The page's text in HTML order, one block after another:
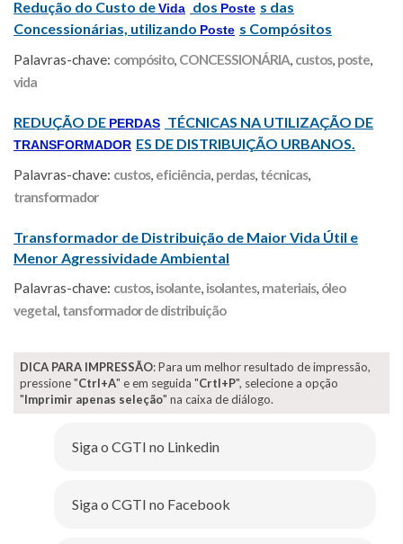
Redução do Custo deVida dos Poste s das
Concessionárias, utilizando Poste s Compósitos
Palavras-chave: compósito, CONCESSIONÁRIA, custos, poste,
vida
REDUÇÃO DE PERDAS TÉCNICAS NA UTILIZAÇÃO DE
TRANSFORMADOR ES DE DISTRIBUIÇÃO URBANOS.
Palavras-chave: custos, eficiência, perdas, técnicas,
transformador
Transformador de Distribuição de Maior Vida Útil e
Menor Agressividade Ambiental
Palavras-chave: custos, isolante, isolantes, materiais, óleo
vegetal, tansformador de distribuição
DICA PARA IMPRESSÃO: Para um melhor resultado de impressão,
pressione "Ctrl+A" e em seguida "Crtl+P", selecione a opção
"Imprimir apenas seleção" na caixa de diálogo.
Siga o CGTI no Linkedin
Siga o CGTI no Facebook